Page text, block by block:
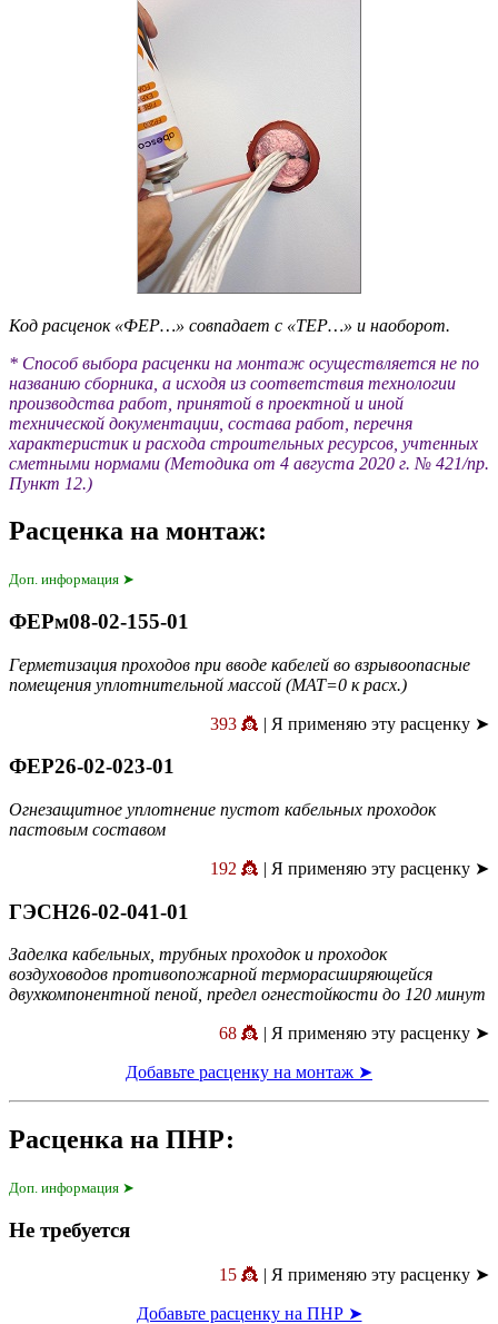
Код расценок «ФЕР…» совпадает с «ТЕР…» и наоборот.
* Способ выбора расценки на монтаж осуществляется не по
названию сборника, а исходя из соответствия технологии
производства работ, принятой в проектной и иной
технической документации, состава работ, перечня
характеристик и расхода строительных ресурсов, учтенных
сметными нормами (Методика от 4 августа 2020 г. № 421/пр.
Пункт 12.)
Расценка на монтаж:
Доп. информация ➤
ФЕРм08-02-155-01
Герметизация проходов при вводе кабелей во взрывоопасные
помещения уплотнительной массой (МАТ=0 к расх.)
393 👸 | Я применяю эту расценку ➤
ФЕР26-02-023-01
Огнезащитное уплотнение пустот кабельных проходок
пастовым составом
192 👸 | Я применяю эту расценку ➤
ГЭСН26-02-041-01
Заделка кабельных, трубных проходок и проходок
воздуховодов противопожарной терморасширяющейся
двухкомпонентной пеной, предел огнестойкости до 120 минут
68 👸 | Я применяю эту расценку ➤
Добавьте расценку на монтаж ➤
Расценка на ПНР:
Доп. информация ➤
Не требуется
15 👸 | Я применяю эту расценку ➤
Добавьте расценку на ПНР ➤